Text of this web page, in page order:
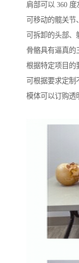
肩部可以 360 度
可移动的髋关节
可拆卸的头部、
骨骼具有逼真的
根据特定项目的
可根据要求定制
模体可以订购透